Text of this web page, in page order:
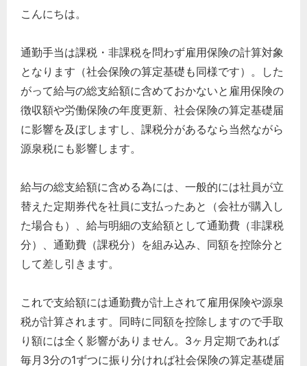
こんにちは。
通勤手当は課税・非課税を問わず雇用保険の計算対象
となります（社会保険の算定基礎も同様です）。した
がって給与の総支給額に含めておかないと雇用保険の
徴収額や労働保険の年度更新、社会保険の算定基礎届
に影響を及ぼしますし、課税分があるなら当然ながら
源泉税にも影響します。
給与の総支給額に含める為には、一般的には社員が立
替えた定期券代を社員に支払ったあと（会社が購入し
た場合も）、給与明細の支給額として通勤費（非課税
分）、通勤費（課税分）を組み込み、同額を控除分と
して差し引きます。
これで支給額には通勤費が計上されて雇用保険や源泉
税が計算されます。同時に同額を控除しますので手取
り額には全く影響がありません。3ヶ月定期であれば
毎月3分の1ずつに振り分ければ社会保険の算定基礎届
どのカテゴリーに投稿しますか？
選択してください